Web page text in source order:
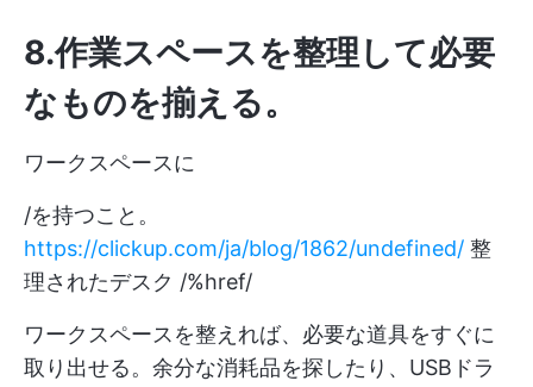
8.作業スペースを整理して必要
なものを揃える。
ワークスペースに
/を持つこと。
https://clickup.com/ja/blog/1862/undefined/ 整
理されたデスク /%href/
ワークスペースを整えれば、必要な道具をすぐに
取り出せる。余分な消耗品を探したり、USBドラ